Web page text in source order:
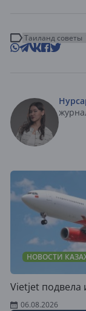
Таиланд советы
НОВОСТИ
Vietjet подвела
06.08.2026